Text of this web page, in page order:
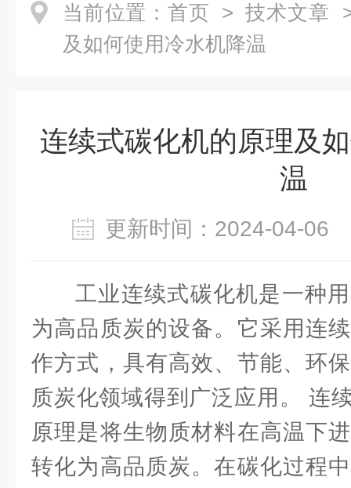
当前位置： 首页 > 技术文章
及如何使用冷水机降温
连续式碳化机的原理及
温
更新时间：2024-04-
工业连续式碳化机是一种
为高品质炭的设备。它采用连
作方式，具有高效、节能、环
质炭化领域得到广泛应用。 连
原理是将生物质材料在高温下
转化为高品质炭。在碳化过程